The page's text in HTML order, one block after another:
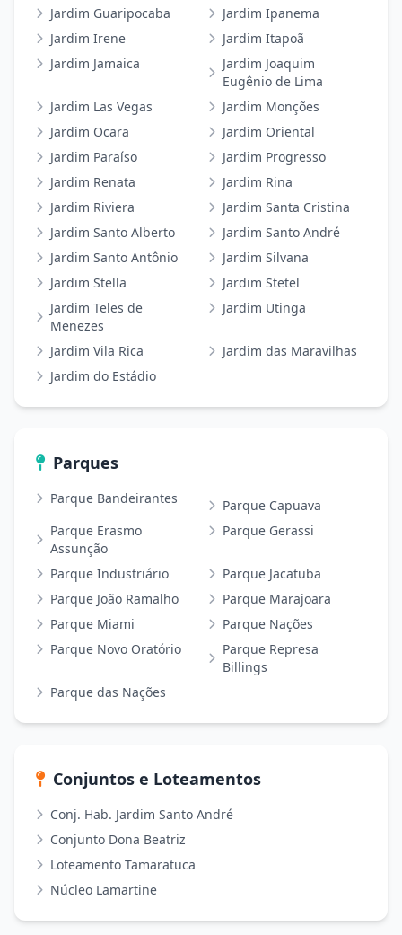
Jardim Guaripocaba
Jardim Ipanema
Jardim Irene
Jardim Itapoã
Jardim Jamaica
Jardim Joaquim
Eugênio de Lima
Jardim Las Vegas
Jardim Monções
Jardim Ocara
Jardim Oriental
Jardim Paraíso
Jardim Progresso
Jardim Renata
Jardim Rina
Jardim Riviera
Jardim Santa Cristina
Jardim Santo Alberto
Jardim Santo André
Jardim Santo Antônio
Jardim Silvana
Jardim Stella
Jardim Stetel
Jardim Teles de
Menezes
Jardim Utinga
Jardim Vila Rica
Jardim das Maravilhas
Jardim do Estádio
Parques
Parque Bandeirantes
Parque Capuava
Parque Erasmo
Assunção
Parque Gerassi
Parque Industriário
Parque Jacatuba
Parque João Ramalho
Parque Marajoara
Parque Miami
Parque Nações
Parque Novo Oratório
Parque Represa
Billings
Parque das Nações
Conjuntos e Loteamentos
Conj. Hab. Jardim Santo André
Conjunto Dona Beatriz
Loteamento Tamaratuca
Núcleo Lamartine